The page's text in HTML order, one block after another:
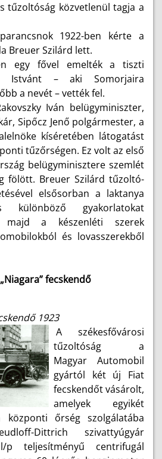
tűzoltóság közvetlenül tagja a
1922-ben kérte a
Breuer Szilárd lett.
egy fővel emelték a tiszti
Istvánt – aki Somorjaira
a nevét – vették fel.
Iván belügyminiszter,
Sipőcz Jenő polgármester, a
kíséretében látogatást
tűzőrségen. Ez volt az első
belügyminisztere szemlét
fölött. Breuer Szilárd tűzoltó-
elsősorban a laktanya
különböző gyakorlatokat
majd a készenléti szerek
és lovasszerekből
fecskendő
1923
A székesfővárosi
tűzoltóság a
Magyar Automobil
gyártól két új Fiat
fecskendőt vásárolt,
amelyek egyikét
központi őrség szolgálatába
Dittrich szivattyúgyár
teljesítményű centrifugál